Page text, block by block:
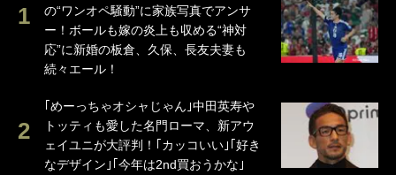
の“ワンオペ騒動”に家族写真でアンサ
ー！ボールも嫁の炎上も収める“神対
応”に新婚の板倉、久保、長友夫妻も
続々エール！
｢めーっちゃオシャじゃん｣中田英寿や
トッティも愛した名門ローマ、新アウ
ェイユニが大評判！｢カッコいい｣｢好き
なデザイン｣｢今年は2nd買おうかな｣